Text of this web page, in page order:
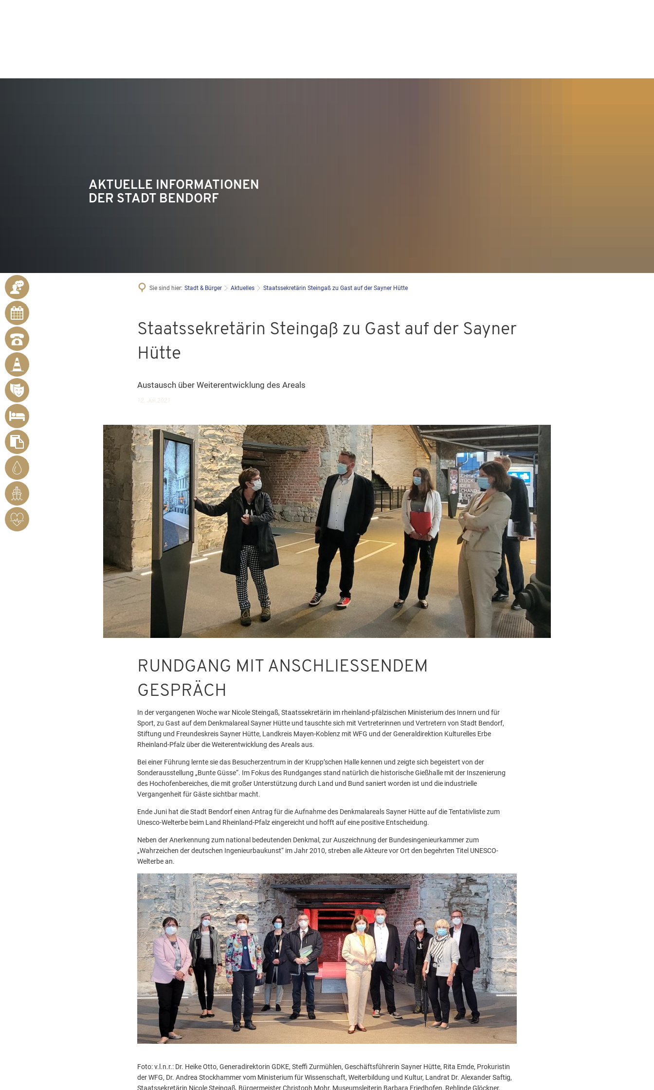
AKTUELLE INFORMATIONEN
DER STADT BENDORF
ANSPRECHPARTNER
ONLINE-
TERMINE
NOTRUFNUMMERN
BÜRGER
MELDEN
MÄNGEL
VERANSTALTUNGSÜBERSICHT
UNTERKUNFT
SUCHEN
FORMULARE
STADTWERKE
BENDORF
RHEINHAFEN
HERZSICHERES
BENDORF
Sie sind hier: Stadt & Bürger Aktuelles Staatssekretärin Steingaß zu Gast auf der Sayner Hütte
Staatssekretärin Steingaß zu Gast auf der Sayner
Hütte
Austausch über Weiterentwicklung des Areals
12. Juli 2021
RUNDGANG MIT ANSCHLIESSENDEM G
ESPRÄCH
In der vergangenen Woche war Nicole Steingaß, Staatssekretärin im rheinland-pfälzischen Ministerium des Innern und für
Sport, zu Gast auf dem Denkmalareal Sayner Hütte und tauschte sich mit Vertreterinnen und Vertretern von Stadt Bendorf,
Stiftung und Freundeskreis Sayner Hütte, Landkreis Mayen-Koblenz mit WFG und der Generaldirektion Kulturelles Erbe
Rheinland-Pfalz über die Weiterentwicklung des Areals aus.
Bei einer Führung lernte sie das Besucherzentrum in der Krupp’schen Halle kennen und zeigte sich begeistert von der
Sonderausstellung „Bunte Güsse“. Im Fokus des Rundganges stand natürlich die historische Gießhalle mit der Inszenierung
des Hochofenbereiches, die mit großer Unterstützung durch Land und Bund saniert worden ist und die industrielle
Vergangenheit für Gäste sichtbar macht.
Ende Juni hat die Stadt Bendorf einen Antrag für die Aufnahme des Denkmalareals Sayner Hütte auf die Tentativliste zum
Unesco-Welterbe beim Land Rheinland-Pfalz eingereicht und hofft auf eine positive Entscheidung.
Neben der Anerkennung zum national bedeutenden Denkmal, zur Auszeichnung der Bundesingenieurkammer zum
„Wahrzeichen der deutschen Ingenieurbaukunst“ im Jahr 2010, streben alle Akteure vor Ort den begehrten Titel UNESCO-
Welterbe an.
Foto: v.l.n.r.: Dr. Heike Otto, Generadirektorin GDKE, Steffi Zurmühlen, Geschäftsführerin Sayner Hütte, Rita Emde, Prokuristin
der WFG, Dr. Andrea Stockhammer vom Ministerium für Wissenschaft, Weiterbildung und Kultur, Landrat Dr. Alexander Saftig,
Staatssekretärin Nicole Steingaß, Bürgermeister Christoph Mohr, Museumsleiterin Barbara Friedhofen, Rehlinde Glöckner,